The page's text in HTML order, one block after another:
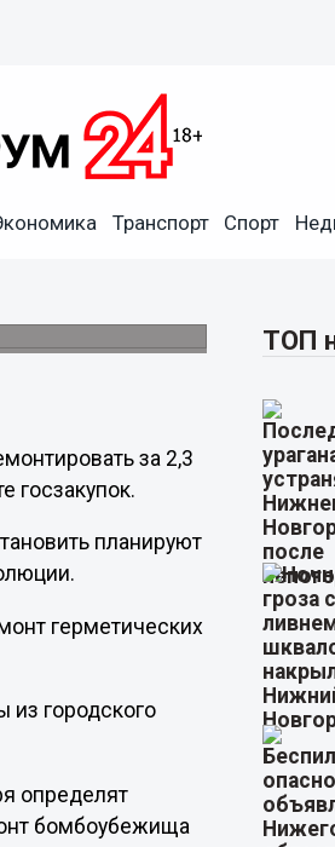
Транспорт Спорт
в
за 2,3
госзакупок.
планируют
герметических
из городского
определят
бомбоубежища
ТОП